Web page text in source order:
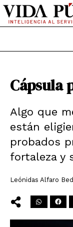
Ir
contenido
Cápsula
Algo que
están
probados
fortaleza y
Leónidas Alfaro